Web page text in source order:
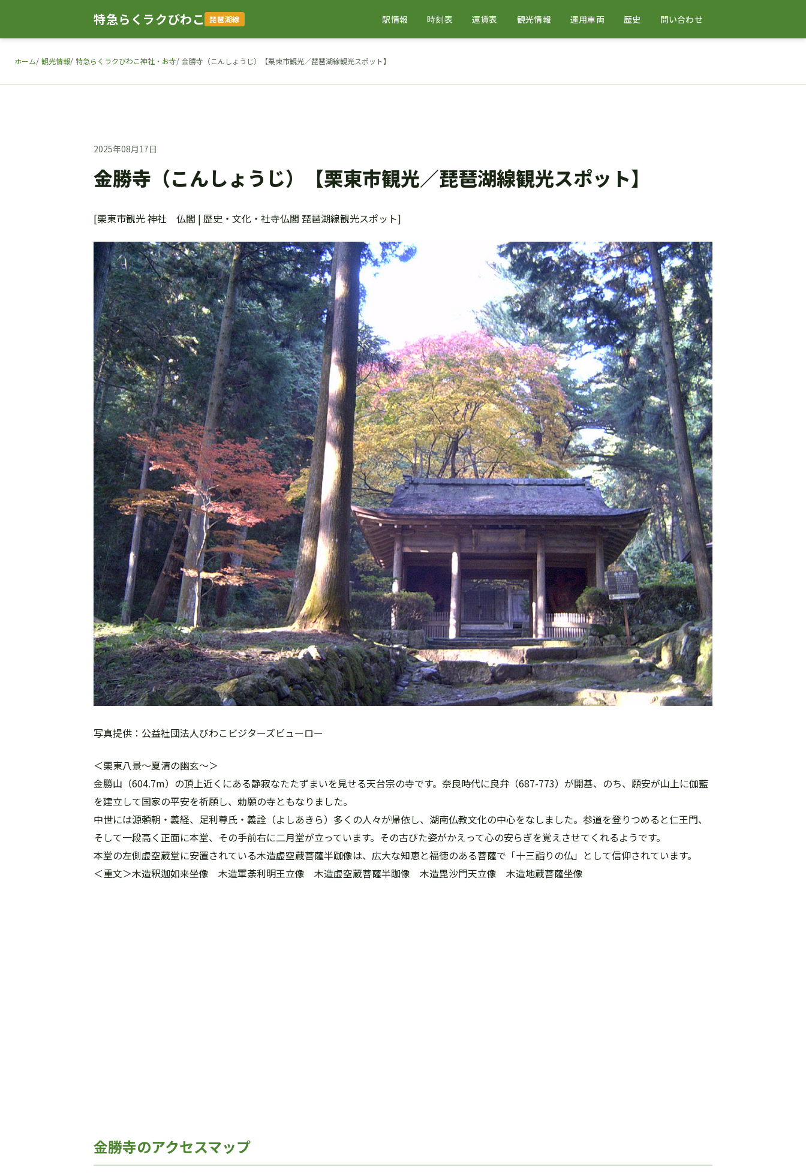
特急らくラクびわこ 琵琶湖線 駅情報 時刻表 運賃表 観光情報 運用車両 歴史 問い合わせ
ホーム 観光情報 特急らくラクびわこ神社・お寺 金勝寺（こんしょうじ）【栗東市観光／琵琶湖線観光スポット】
2025年08月17日
金勝寺（こんしょうじ）【栗東市観光／琵琶湖線観光スポット】
[栗東市観光 神社 仏閣 | 歴史・文化・社寺仏閣 琵琶湖線観光スポット]
写真提供：公益社団法人びわこビジターズビューロー
＜栗東八景〜夏清の幽玄〜＞
金勝山（604.7m）の頂上近くにある静寂なたたずまいを見せる天台宗の寺です。奈良時代に良弁（687-773）が開基、のち、願安が山上に伽藍
を建立して国家の平安を祈願し、勅願の寺ともなりました。
中世には源頼朝・義経、足利尊氏・義詮（よしあきら）多くの人々が帰依し、湖南仏教文化の中心をなしました。参道を登りつめると仁王門、
そして一段高く正面に本堂、その手前右に二月堂が立っています。その古びた姿がかえって心の安らぎを覚えさせてくれるようです。
本堂の左側虚空蔵堂に安置されている木造虚空蔵菩薩半跏像は、広大な知恵と福徳のある菩薩で「十三詣りの仏」として信仰されています。
＜重文＞木造釈迦如来坐像 木造軍荼利明王立像 木造虚空蔵菩薩半跏像 木造毘沙門天立像 木造地蔵菩薩坐像
金勝寺のアクセスマップ